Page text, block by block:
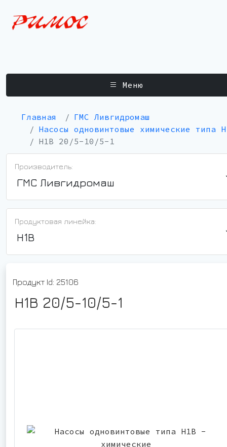
Меню
Главная
ГМС Ливгидромаш
Насосы одновинтовые химические типа
Н1В 20/5-10/5-1
Производитель:
ГМС Ливгидромаш
Продуктовая линейка:
Н1В
Продукт Id: 25106
Н1В 20/5-10/5-1